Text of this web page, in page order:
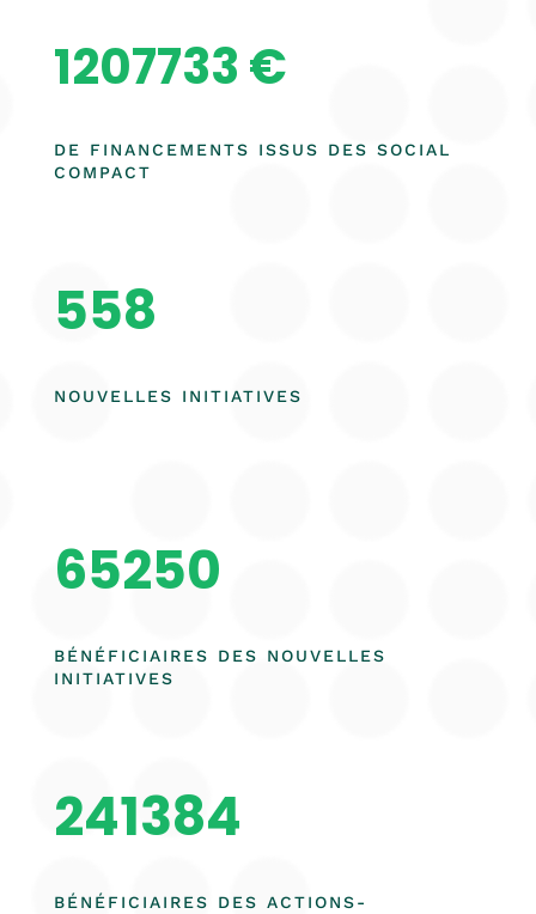
1207733€
DE FINANCEMENTS ISSUS DES SOCIAL
COMPACT
558
NOUVELLES INITIATIVES
65250
BÉNÉFICIAIRES DES NOUVELLES
INITIATIVES
241384
BÉNÉFICIAIRES DES ACTIONS-